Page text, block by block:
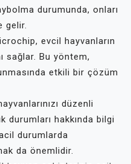
durumunda, onları
gelir.
evcil hayvanların
sağlar. Bu yöntem,
etkili bir çözüm
düzenli
durumları hakkında bilgi
durumlarda
da önemlidir.